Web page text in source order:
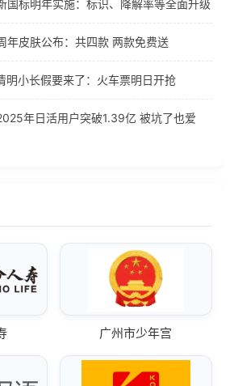
国标明年实施：标识、降解率等全面升级
年皮肤公布：共四款 两款免费送
明小长假要来了：火车票明日开抢
年日活用户突破1.39亿 被坑了也爱
广州市少年宫